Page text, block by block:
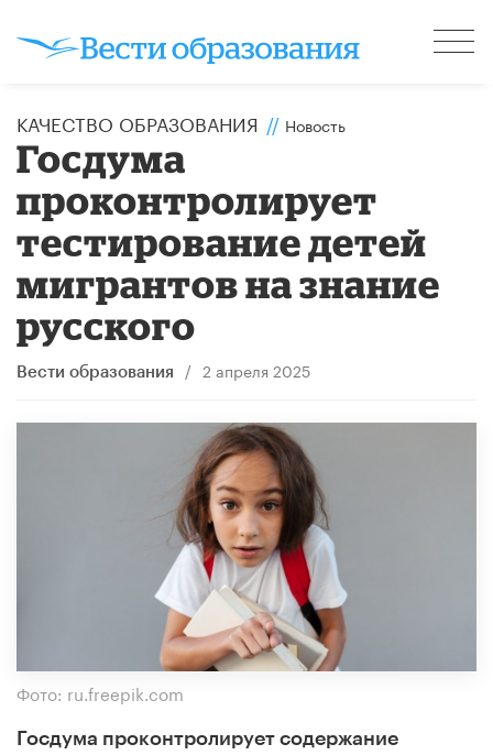
КАЧЕСТВО ОБРАЗОВАНИЯ // Новость
Госдума
проконтролирует
тестирование детей
мигрантов на знание
русского
Вести образования / 2 апреля 2025
Фото: ru.freepik.com
Госдума проконтролирует содержание